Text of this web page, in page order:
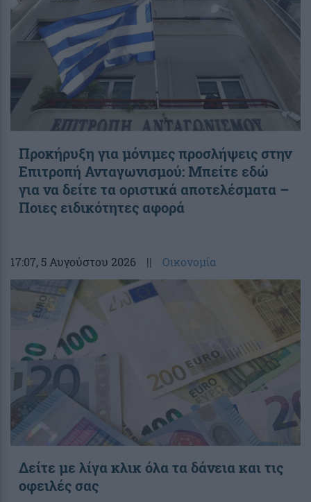
Προκήρυξη για μόνιμες προσλήψεις στην
Επιτροπή Ανταγωνισμού: Μπείτε εδώ
για να δείτε τα οριστικά αποτελέσματα –
Ποιες ειδικότητες αφορά
17:07, 5 Αυγούστου 2026 || Οικονομία
Δείτε με λίγα κλικ όλα τα δάνεια και τις
οφειλές σας